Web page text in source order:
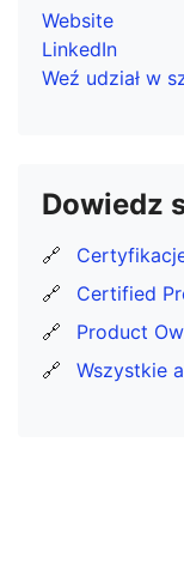
Website
LinkedIn
Weź udział w
Dowiedz
🔗
🔗
Certified
🔗
Product
🔗
Wszystkie